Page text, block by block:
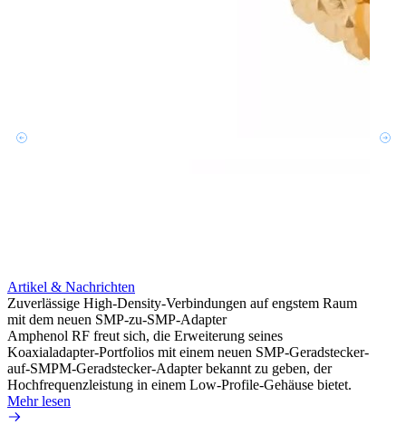
Artikel & Nachrichten
Zuverlässige High-Density-Verbindungen auf engstem Raum
mit dem neuen SMP-zu-SMP-Adapter
Amphenol RF freut sich, die Erweiterung seines
Koaxialadapter-Portfolios mit einem neuen SMP-Geradstecker-
auf-SMPM-Geradstecker-Adapter bekannt zu geben, der
Hochfrequenzleistung in einem Low-Profile-Gehäuse bietet.
Mehr lesen